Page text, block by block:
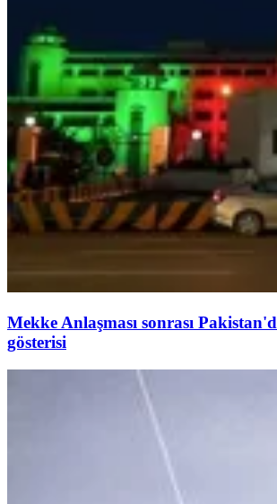
Mekke Anlaşması sonrası
gösterisi